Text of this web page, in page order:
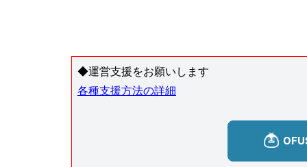
◆運営支援をお願いします
各種支援方法の詳細